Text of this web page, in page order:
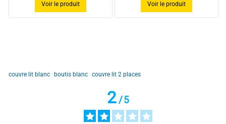
Voir le produit Voir le produit
couvre lit blanc boutis blanc couvre lit 2 places
2/5